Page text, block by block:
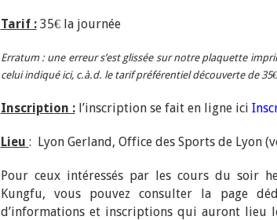
Tarif :35€ la journée
Erratum : une erreur s’est glissée sur notre plaquette
celui indiqué ici, c.à.d. le tarif préférentiel découverte de
Inscription :l’inscription se fait en ligne ici
Lieu : Lyon Gerland, Office des Sports de Lyon
Pour ceux intéressés par les cours du soir
Kungfu, vous pouvez consulter la page
d’informations et inscriptions qui auront lieu